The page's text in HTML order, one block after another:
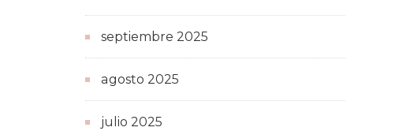
septiembre 2025
agosto 2025
julio 2025